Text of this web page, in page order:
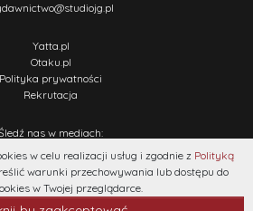
w celu realizacji usług i zgodnie z Polityką
warunki przechowywania lub dostępu do
w Twojej przeglądarce.
@studiojg.pl
Yatta.pl
Otaku.pl
Polityka prywatności
Rekrutacja
nas w mediach: